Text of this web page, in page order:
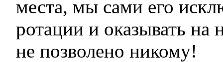
места, мы сами его
ротации и оказывать на
не позволено никому!